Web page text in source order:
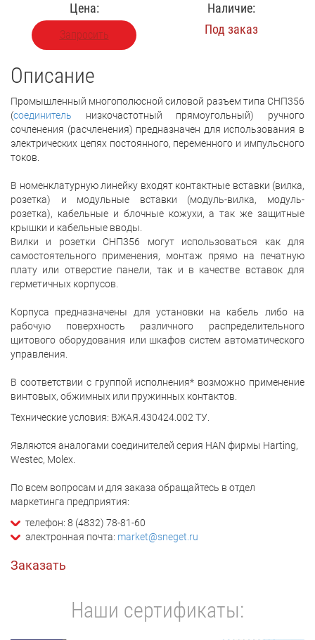
Цена:
Запросить
Наличие:
Под заказ
Описание
Промышленный многополюсной силовой разъем типа СНП356
(соединитель низкочастотный прямоугольный) ручного
сочленения (расчленения) предназначен для использования в
электрических цепях постоянного, переменного и импульсного
токов.
В номенклатурную линейку входят контактные вставки (вилка,
розетка) и модульные вставки (модуль-вилка, модуль-
розетка), кабельные и блочные кожухи, а так же защитные
крышки и кабельные вводы.
Вилки и розетки СНП356 могут использоваться как для
самостоятельного применения, монтаж прямо на печатную
плату или отверстие панели, так и в качестве вставок для
герметичных корпусов.
Корпуса предназначены для установки на кабель либо на
рабочую поверхность различного распределительного
щитового оборудования или шкафов систем автоматического
управления.
В соответствии с группой исполнения* возможно применение
винтовых, обжимных или пружинных контактов.
Технические условия: ВЖАЯ.430424.002 ТУ.
Являются аналогами соединителей серия HAN фирмы Harting,
Westec, Molex.
По всем вопросам и для заказа обращайтесь в отдел
маркетинга предприятия:
телефон: 8 (4832) 78-81-60
электронная почта: market@sneget.ru
Заказать
Наши сертификаты: